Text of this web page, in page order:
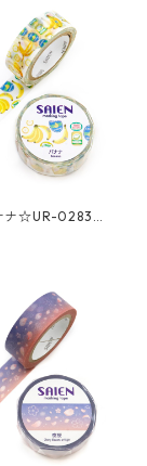
ナ☆UR-0283☆
プ